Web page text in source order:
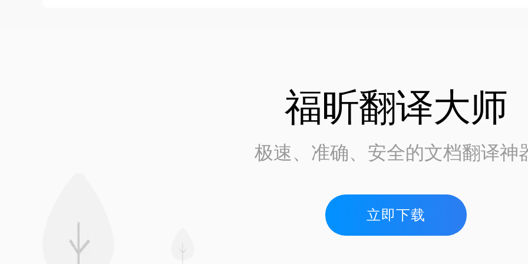
福昕翻译大师
极速、准确、安全的文档翻译神
立即下载